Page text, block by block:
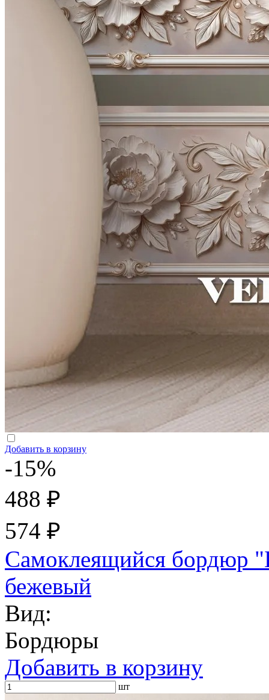
Добавить в корзину
-15%
488 ₽
574 ₽
Самоклеящийся бордюр
бежевый
Вид:
Бордюры
Добавить в корзину
шт